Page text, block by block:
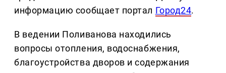
информацию сообщает портал Город24.
В ведении Поливанова находились
вопросы отопления, водоснабжения,
благоустройства дворов и содержания